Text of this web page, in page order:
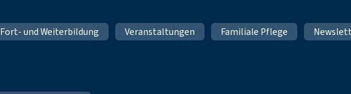
Fort- und Weiterbildung Veranstaltungen Familiale Pflege